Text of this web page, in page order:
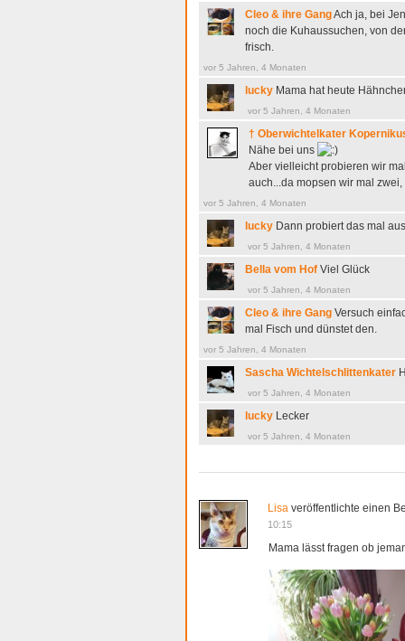
Cleo & ihre GangAch ja, bei
noch die Kuhaussuchen, von
frisch.
vor 5 Jahren, 4 Monaten
lucky Mama hat heute
vor 5 Jahren, 4 Monaten
† Oberwichtelkater
Nähe bei uns
Aber vielleicht probieren wir
auch...da mopsen wir mal
vor 5 Jahren, 4 Monaten
lucky Dann probiert das mal aus
vor 5 Jahren, 4 Monaten
Bella vom Hof Viel Glück
vor 5 Jahren, 4 Monaten
Cleo & ihre Gang Versuch
mal Fisch und dünstet den.
vor 5 Jahren, 4 Monaten
Sascha Wichtelschlittenkater
vor 5 Jahren, 4 Monaten
lucky Lecker
vor 5 Jahren, 4 Monaten
Lisa veröffentlichte einen
10:15
Mama lässt fragen ob